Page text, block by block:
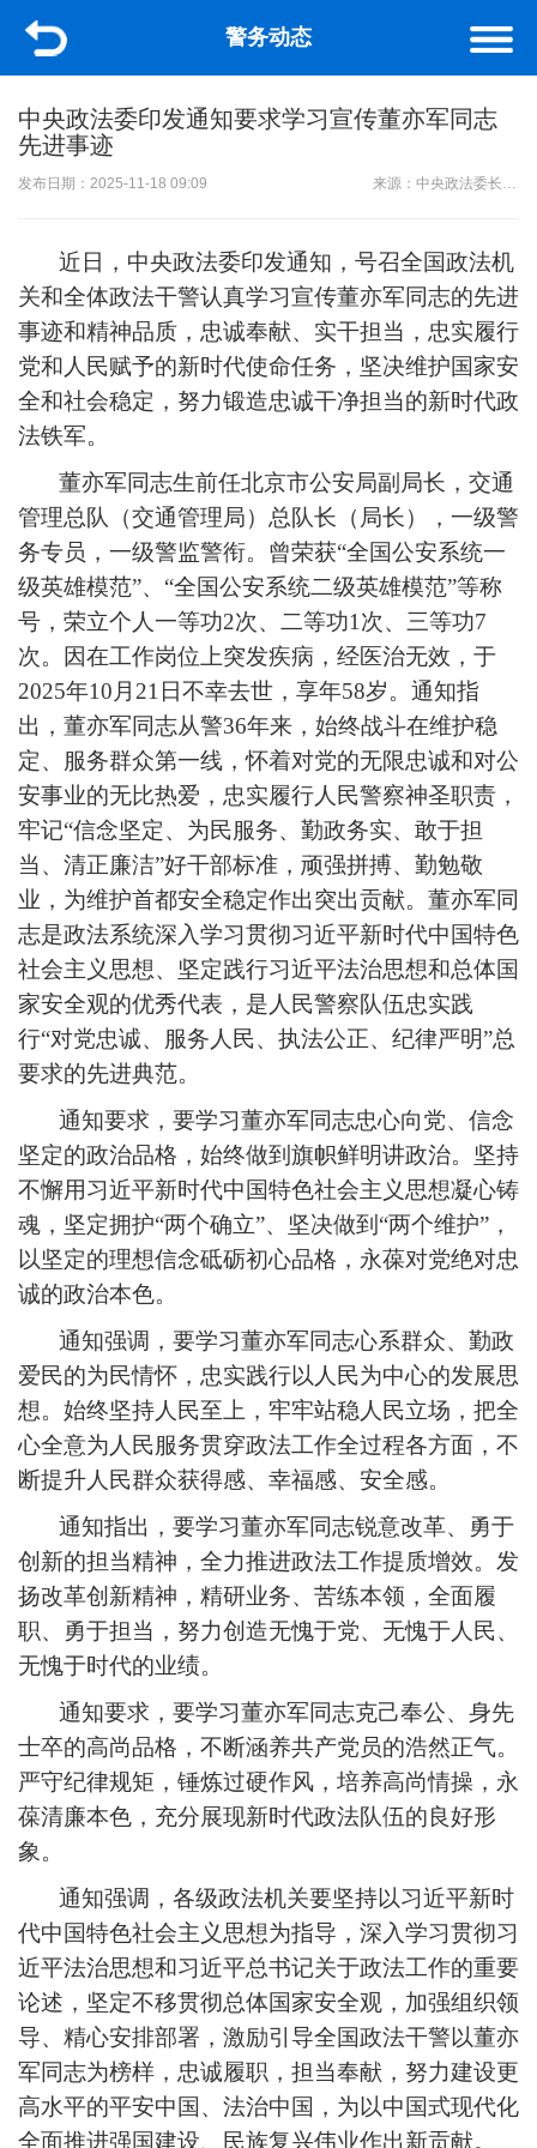
警务动态
中央政法委印发通知要求学习宣传董亦军同志
先进事迹
发布日期：2025-11-18 09:09 来源：中央政法委长安剑
近日，中央政法委印发通知，号召全国政法机
关和全体政法干警认真学习宣传董亦军同志的先进
事迹和精神品质，忠诚奉献、实干担当，忠实履行
党和人民赋予的新时代使命任务，坚决维护国家安
全和社会稳定，努力锻造忠诚干净担当的新时代政
法铁军。
董亦军同志生前任北京市公安局副局长，交通
管理总队（交通管理局）总队长（局长），一级警
务专员，一级警监警衔。曾荣获“全国公安系统一
级英雄模范”、“全国公安系统二级英雄模范”等称
号，荣立个人一等功2次、二等功1次、三等功7
次。因在工作岗位上突发疾病，经医治无效，于
2025年10月21日不幸去世，享年58岁。通知指
出，董亦军同志从警36年来，始终战斗在维护稳
定、服务群众第一线，怀着对党的无限忠诚和对公
安事业的无比热爱，忠实履行人民警察神圣职责，
牢记“信念坚定、为民服务、勤政务实、敢于担
当、清正廉洁”好干部标准，顽强拼搏、勤勉敬
业，为维护首都安全稳定作出突出贡献。董亦军同
志是政法系统深入学习贯彻习近平新时代中国特色
社会主义思想、坚定践行习近平法治思想和总体国
家安全观的优秀代表，是人民警察队伍忠实践
行“对党忠诚、服务人民、执法公正、纪律严明”总
要求的先进典范。
通知要求，要学习董亦军同志忠心向党、信念
坚定的政治品格，始终做到旗帜鲜明讲政治。坚持
不懈用习近平新时代中国特色社会主义思想凝心铸
魂，坚定拥护“两个确立”、坚决做到“两个维护”，
以坚定的理想信念砥砺初心品格，永葆对党绝对忠
诚的政治本色。
通知强调，要学习董亦军同志心系群众、勤政
爱民的为民情怀，忠实践行以人民为中心的发展思
想。始终坚持人民至上，牢牢站稳人民立场，把全
心全意为人民服务贯穿政法工作全过程各方面，不
断提升人民群众获得感、幸福感、安全感。
通知指出，要学习董亦军同志锐意改革、勇于
创新的担当精神，全力推进政法工作提质增效。发
扬改革创新精神，精研业务、苦练本领，全面履
职、勇于担当，努力创造无愧于党、无愧于人民、
无愧于时代的业绩。
通知要求，要学习董亦军同志克己奉公、身先
士卒的高尚品格，不断涵养共产党员的浩然正气。
严守纪律规矩，锤炼过硬作风，培养高尚情操，永
葆清廉本色，充分展现新时代政法队伍的良好形
象。
通知强调，各级政法机关要坚持以习近平新时
代中国特色社会主义思想为指导，深入学习贯彻习
近平法治思想和习近平总书记关于政法工作的重要
论述，坚定不移贯彻总体国家安全观，加强组织领
导、精心安排部署，激励引导全国政法干警以董亦
军同志为榜样，忠诚履职，担当奉献，努力建设更
高水平的平安中国、法治中国，为以中国式现代化
全面推进强国建设、民族复兴伟业作出新贡献。